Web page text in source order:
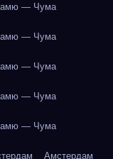
— Чума
— Чума
— Чума
— Чума
— Чума
Амстердам